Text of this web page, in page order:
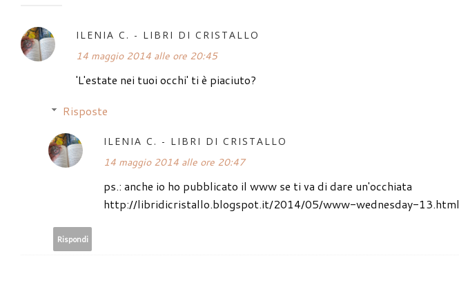
ILENIA C. - LIBRI DI CRISTALLO
14 maggio 2014 alle ore 20:45
'L'estate nei tuoi occhi' ti è piaciuto?
Risposte
ILENIA C. - LIBRI DI CRISTALLO
14 maggio 2014 alle ore 20:47
ps.: anche io ho pubblicato il www se ti va di dare un'occhiata
http://libridicristallo.blogspot.it/2014/05/www-wednesday-13.html
Rispondi